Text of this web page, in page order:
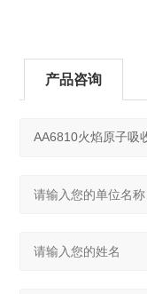
产品咨询